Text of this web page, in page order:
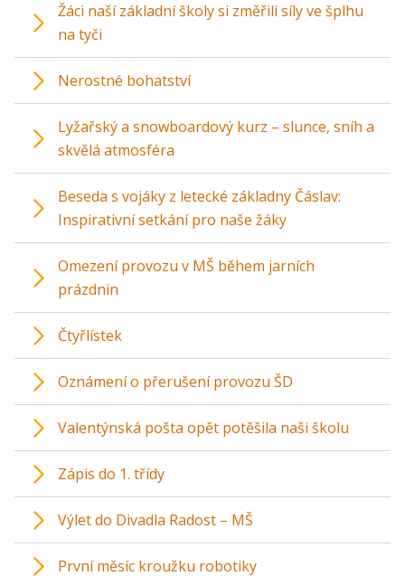
Žáci naší základní školy si změřili síly ve šplhu
na tyči
Nerostné bohatství
Lyžařský a snowboardový kurz – slunce, sníh a
skvělá atmosféra
Beseda s vojáky z letecké základny Čáslav:
Inspirativní setkání pro naše žáky
Omezení provozu v MŠ během jarních
prázdnin
Čtyřlístek
Oznámení o přerušení provozu ŠD
Valentýnská pošta opět potěšila naši školu
Zápis do 1. třídy
Výlet do Divadla Radost – MŠ
První měsíc kroužku robotiky